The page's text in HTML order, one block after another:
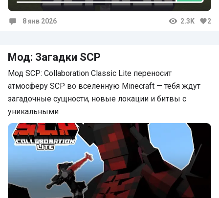
8 янв 2026 2.3K 2
Мод: Загадки SCP
Мод SCP: Collaboration Classic Lite переносит
атмосферу SCP во вселенную Minecraft — тебя ждут
загадочные сущности, новые локации и битвы с
уникальными